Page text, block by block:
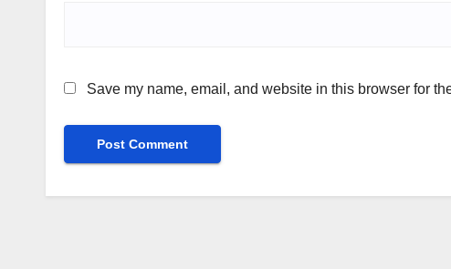
Save my name, email, and website in this browser for